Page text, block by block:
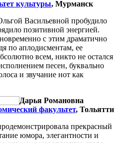
культуры, Мурманск
Васильевной пробудило
позитивной энергией.
с этим драматично
по аплодисментам, ее
всем, никто не остался
песен, буквально
и звучание нот как
Дарья Романовна
факультет, Тольятти
прекрасный
юмора, элегантности и